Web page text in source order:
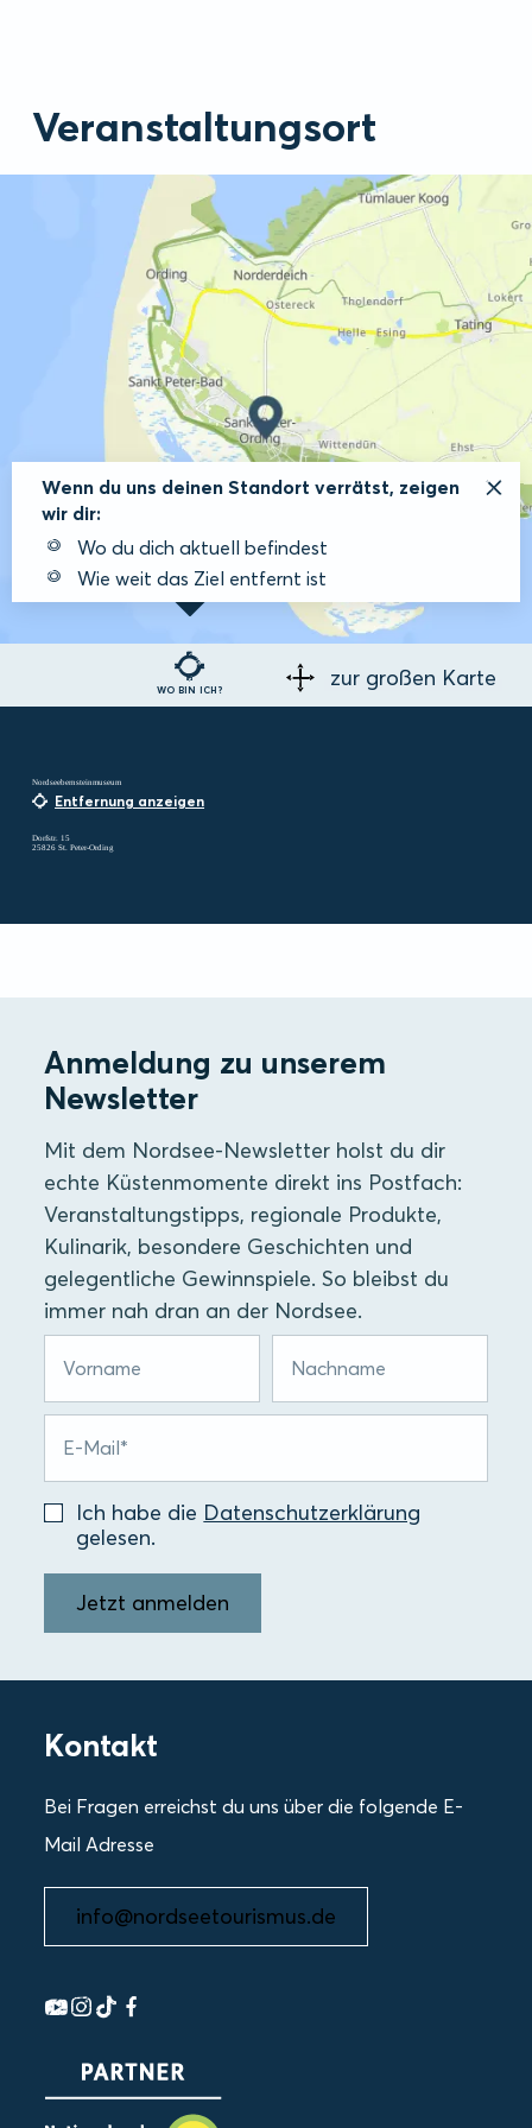
Veranstaltungsort
WO BIN ICH?
Wenn du uns deinen Standort verrätst, zeigen
wir dir:
Wo du dich aktuell befindest
Wie weit das Ziel entfernt ist
zur großen Karte
Nordseebernsteinmuseum
Entfernung anzeigen
Dorfstr. 15
25826 St. Peter-Ording
Anmeldung zu unserem
Newsletter
Mit dem Nordsee-Newsletter holst du dir
echte Küstenmomente direkt ins Postfach:
Veranstaltungstipps, regionale Produkte,
Kulinarik, besondere Geschichten und
gelegentliche Gewinnspiele. So bleibst du
immer nah dran an der Nordsee.
Ich habe die Datenschutzerklärung
gelesen.
Jetzt anmelden
Kontakt
Bei Fragen erreichst du uns über die folgende E-
Mail Adresse
info@nordseetourismus.de